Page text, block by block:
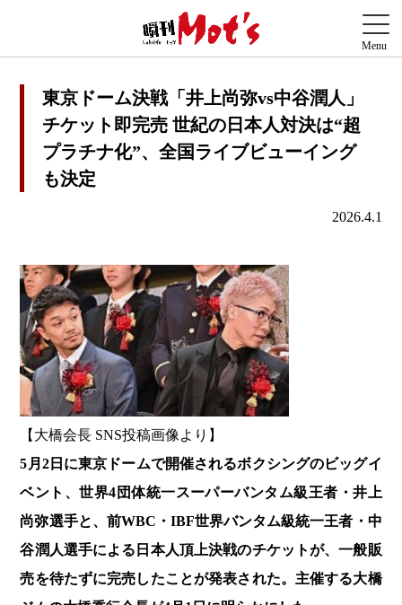
東京ドーム決戦「井上尚弥vs中谷潤人」
チケット即完売 世紀の日本人対決は“超
プラチナ化”、全国ライブビューイング
も決定
2026.4.1
【大橋会長 SNS投稿画像より】
5月2日に東京ドームで開催されるボクシングのビッグイ
ベント、世界4団体統一スーパーバンタム級王者・井上
尚弥選手と、前WBC・IBF世界バンタム級統一王者・中
谷潤人選手による日本人頂上決戦のチケットが、一般販
売を待たずに完売したことが発表された。主催する大橋